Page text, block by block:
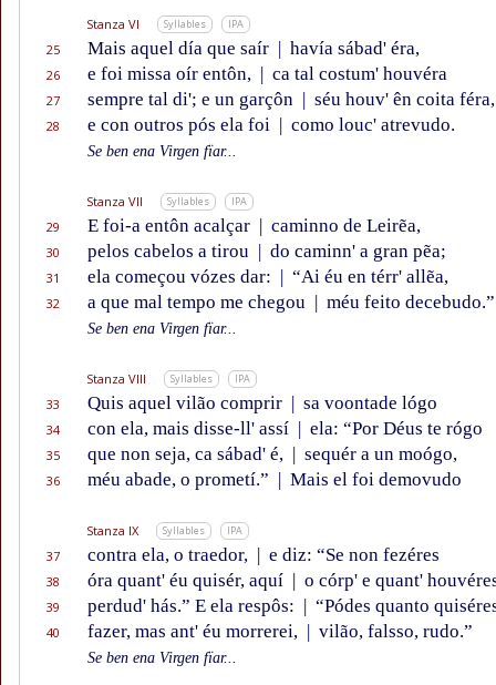
Stanza VI Syllables IPA
25 Mais aquel día que saír | havía sábad' éra,
26 e foi missa oír entôn, | ca tal costum' houvéra
27 sempre tal di'; e un garçôn | séu houv' ên coita féra,
28 e con outros pós ela foi | como louc' atrevudo.
Se ben ena Virgen fïar...
Stanza VII Syllables IPA
29 E foi-a entôn acalçar | caminno de Leirẽa,
30 pelos cabelos a tirou | do caminn' a gran pẽa;
31 ela começou vózes dar: | “Ai éu en térr' allẽa,
32 a que mal tempo me chegou | méu feito decebudo.”
Se ben ena Virgen fïar...
Stanza VIII Syllables IPA
33 Quis aquel vilão comprir | sa voontade lógo
34 con ela, mais disse-ll' assí | ela: “Por Déus te rógo
35 que non seja, ca sábad' é, | sequér a un moógo,
36 méu abade, o prometí.” | Mais el foi demovudo
Stanza IX Syllables IPA
37 contra ela, o traedor, | e diz: “Se non fezéres
38 óra quant' éu quisér, aquí | o córp' e quant'
39 perdud' hás.” E ela respôs: | “Pódes quanto
40 fazer, mas ant' éu morrerei, | vilão, falsso, rudo.”
Se ben ena Virgen fïar...